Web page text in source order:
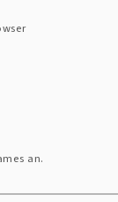
vergeben
(1.
uns, und
in ihm.
an.